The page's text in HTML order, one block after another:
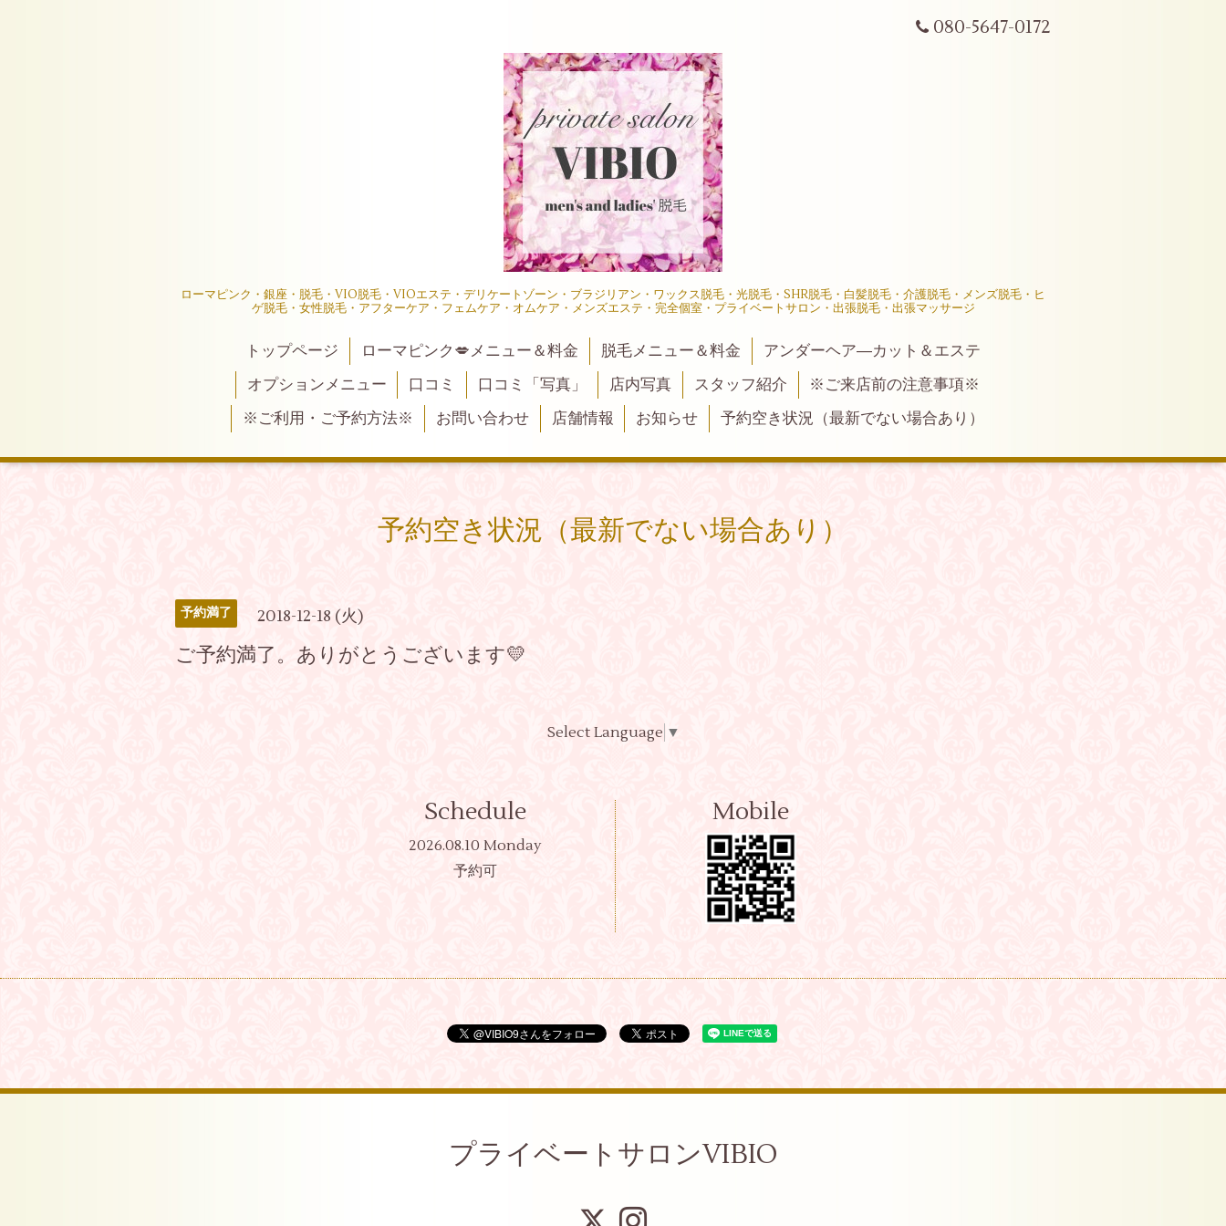
080-5647-0172
ローマピンク・銀座・脱毛・VIO脱毛・VIOエステ・デリケートゾーン・ブラジリアン・ワックス脱毛・光脱毛・SHR脱毛・白髪脱毛・介護脱毛・メンズ脱毛・ヒ
ゲ脱毛・女性脱毛・アフターケア・フェムケア・オムケア・メンズエステ・完全個室・プライベートサロン・出張脱毛・出張マッサージ
トップページ ローマピンク💋メニュー＆料金 脱毛メニュー＆料金
アンダーヘア―カット＆エステ
オプションメニュー
口コミ 口コミ「写真」 店内写真 スタッフ紹介
※ご来店前の注意事項※
※ご利用・ご予約方法※
お問い合わせ 店舗情報 お知らせ 予約空き状況（最新でない場合あり）
予約空き状況（最新でない場合あり）
予約満了 2018-12-18 (火)
ご予約満了。ありがとうございます💛
Select Language ▼
Schedule
2026.08.10 Monday
予約可
Mobile
プライベートサロンVIBIO